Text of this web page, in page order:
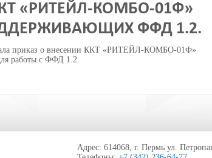
«РИТЕЙЛ-КОМБО-01Ф»
ФФД 1.2.
приказ о внесении ККТ «РИТЕЙЛ-КОМБО-01Ф»
работы с ФФД 1.2.
Адрес: 614068, г. Пермь ул.